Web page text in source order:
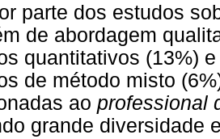
parte dos estudos
de abordagem
quantitativos (13%)
de método misto
ao professional
grande diversidade